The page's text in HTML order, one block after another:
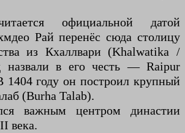
официальной датой
Рай перенёс сюда столицу
из Кхаллвари (Khalwatika /
назвали в его честь — Raipur
1404 году он построил крупный
(Burha Talab).
важным центром династии
века.